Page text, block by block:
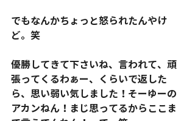
でもなんかちょっと怒られたんやけ
ど。笑
優勝してきて下さいね、言われて、頑
張ってくるわぁー、くらいで返した
ら、思い弱い気しました！そーゆーの
アカンねん！まじ思ってるからここま